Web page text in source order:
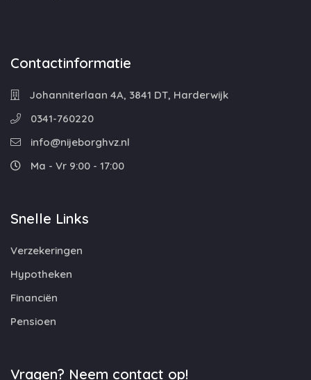
Contactinformatie
Johanniterlaan 4A, 3841 DT, Harderwijk
0341-760220
info@nijeborghvz.nl
Ma - Vr 9:00 - 17:00
Snelle Links
Verzekeringen
Hypotheken
Financiën
Pensioen
Vragen? Neem contact op!